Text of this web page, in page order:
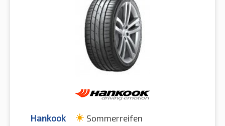
Hankook Sommerreifen